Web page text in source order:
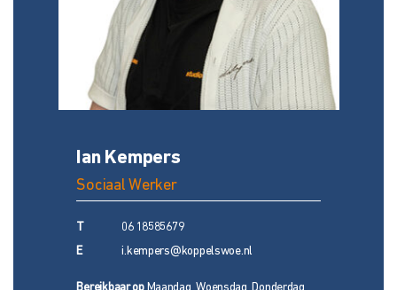
Ian Kempers
Sociaal Werker
06 18585679
E i.kempers@koppelswoe.nl